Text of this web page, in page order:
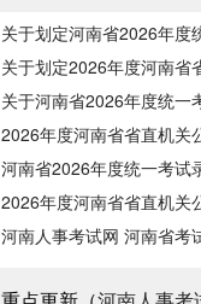
关于划定河南省2026年度
关于划定2026年度河南省
关于河南省2026年度统一
2026年度河南省省直机关
河南省2026年度统一考试
2026年度河南省省直机关
河南人事考试网 河南省考